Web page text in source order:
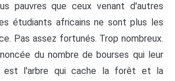
pauvres que ceux venant d'autres
étudiants africains ne sont plus les
Pas assez fortunés. Trop nombreux.
du nombre de bourses qui leur
est l'arbre qui cache la forêt et la